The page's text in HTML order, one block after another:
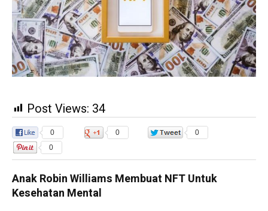
Post Views: 34
0 0
0
0
Anak Robin Williams Membuat NFT Untuk
Kesehatan Mental